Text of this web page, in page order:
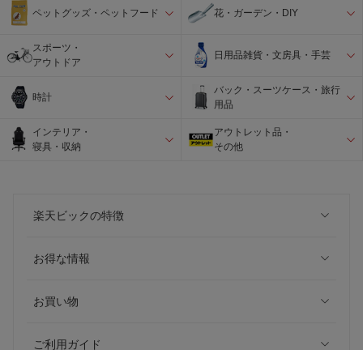
ペットグッズ・ペットフード 花・ガーデン・DIY
スポーツ・
アウトドア
日用品雑貨・文房具・手芸
時計
バック・スーツケース・旅行
用品
インテリア・
寝具・収納
アウトレット品・
その他
楽天ビックの特徴
お得な情報
お買い物
ご利用ガイド